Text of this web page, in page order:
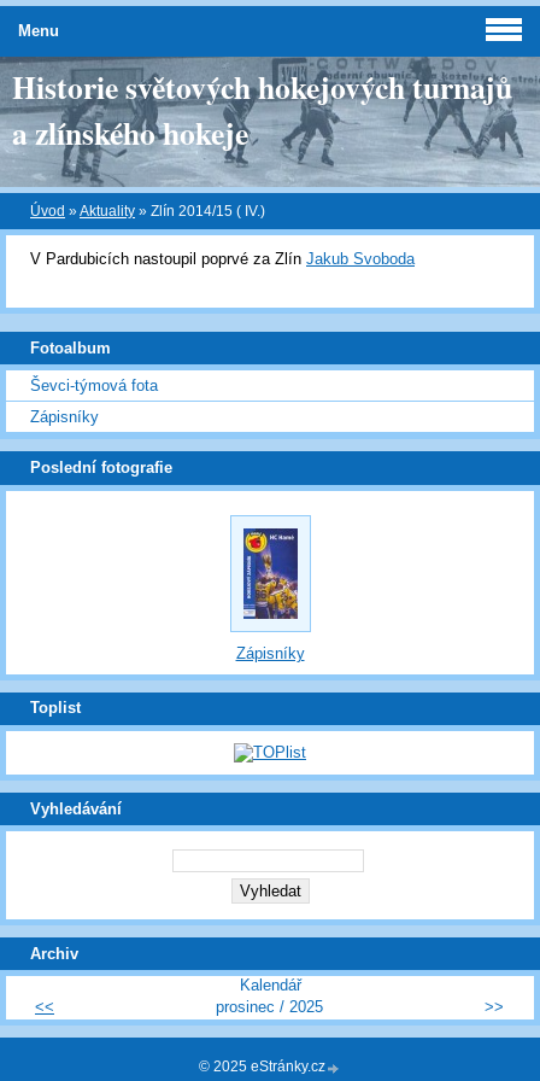
Historie světových hokejových turnajů
a zlínského hokeje
Úvod »Aktuality » Zlín 2014/15 ( IV.)
V Pardubicích nastoupil poprvé za Zlín Jakub Svoboda
Menu
Fotoalbum
Ševci-týmová fota
Zápisníky
Poslední fotografie
Zápisníky
Toplist
Vyhledávání
Archiv
Kalendář
<<
prosinec / 2025 >>
© 2025 eStránky.cz